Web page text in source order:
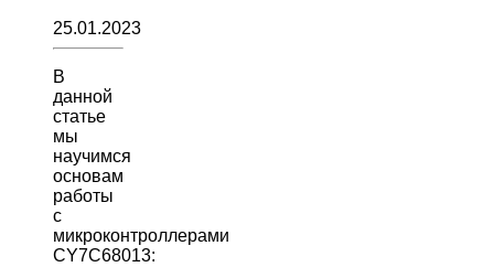
25.01.2023
В
данной
статье
мы
научимся
основам
работы
с
микроконтроллерами
CY7C68013: